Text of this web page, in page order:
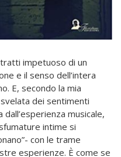
impetuoso di un
e il senso dell’intera
E, secondo la mia
dei sentimenti
musicale,
intime si
con le trame
esperienze. È come se